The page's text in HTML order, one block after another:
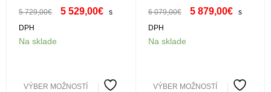
4xSM35HXXK s montážou
5 729,00€ 5 529,00€
s
DPH
Na sklade
VÝBER MOŽNOSTÍ
4xSM35HXXK-B s montážou
6 079,00€ 5 879,00€
s
DPH
Na sklade
VÝBER MOŽNOSTÍ